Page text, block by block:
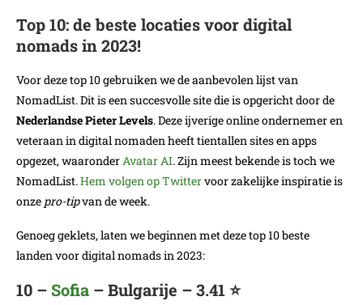
Top 10: de beste locaties voor digital
nomads in 2023!
Voor deze top 10 gebruiken we de aanbevolen lijst van
NomadList. Dit is een succesvolle site die is opgericht door de
Nederlandse Pieter Levels. Deze ijverige online ondernemer en
veteraan in digital nomaden heeft tientallen sites en apps
opgezet, waaronderAvatar AI. Zijn meest bekende is toch we
NomadList.Hem volgen op Twittervoor zakelijke inspiratie is
onze pro-tipvan de week.
Genoeg geklets, laten we beginnen met deze top 10 beste
landen voor digital nomads in 2023:
10 – Sofia – Bulgarije – 3.41 ⭐️